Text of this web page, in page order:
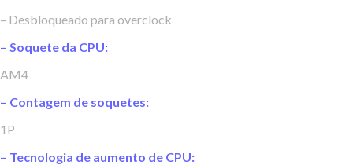
– Desbloqueado para overclock
– Soquete da CPU:
AM4
– Contagem de soquetes:
1P
– Tecnologia de aumento de CPU: